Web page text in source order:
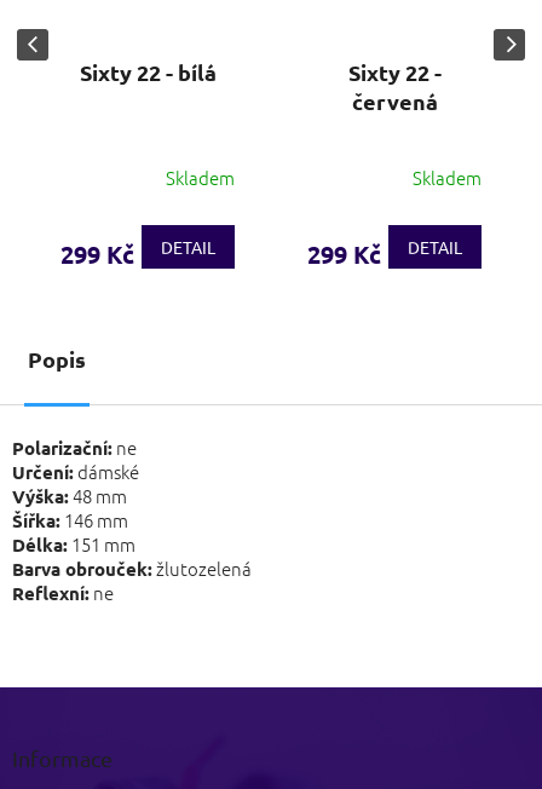
Sixty 22 - bílá
Skladem
299 Kč DETAIL
Sixty 22 -
červená
Skladem
299 Kč DETAIL
Popis
Polarizační: ne
Určení:dámské
Výška:48 mm
Šířka: 146 mm
Délka: 151 mm
Barva obrouček:žlutozelená
Reflexní: ne
Informace